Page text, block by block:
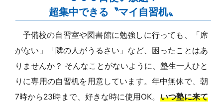
超集中できる〝マイ自習机〟
予備校の自習室や図書館に勉強しに行っても、「席
がない」「隣の人がうるさい」など、困ったことはあ
りませんか？ そんなことがないように、塾生一人ひと
りに専用の自習机を用意しています。年中無休で、朝
7時から23時まで、好きな時に使用OK。 いつ塾に来て